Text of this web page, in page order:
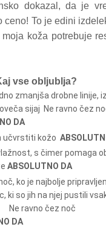
dokazal, da je
ceno! To je edini
koža potrebuje
vse obljublja?
zmanjša drobne linije,
sijaj Ne ravno čez
DA
učvrstiti kožo
s čimer pomaga
ABSOLUTNO DA
ko je najbolje
ki so jih na njej pustili
Ne ravno čez noč
DA